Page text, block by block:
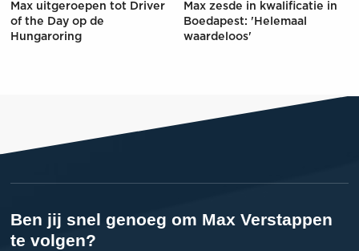
Max uitgeroepen tot Driver
of the Day op de
Hungaroring
Max zesde in kwalificatie in
Boedapest: 'Helemaal
waardeloos'
Ben jij snel genoeg om Max Verstappen
te volgen?